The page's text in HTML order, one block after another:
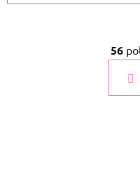
56